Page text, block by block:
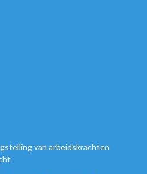
van arbeidskrachten